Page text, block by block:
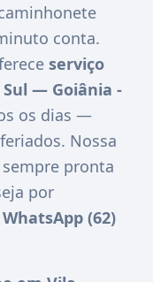
conta.
serviço
— Goiânia -
os dias —
Nossa
pronta
por
WhatsApp (62)